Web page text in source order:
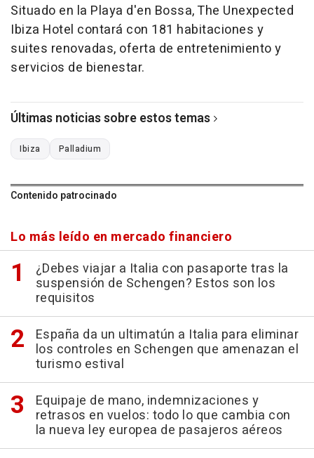
Situado en la Playa d'en Bossa, The Unexpected
Ibiza Hotel contará con 181 habitaciones y
suites renovadas, oferta de entretenimiento y
servicios de bienestar.
Últimas noticias sobre estos temas
Ibiza Palladium
Contenido patrocinado
Lo más leído en mercado financiero
¿Debes viajar a Italia con pasaporte tras la
suspensión de Schengen? Estos son los
requisitos
España da un ultimatún a Italia para eliminar
los controles en Schengen que amenazan el
turismo estival
Equipaje de mano, indemnizaciones y
retrasos en vuelos: todo lo que cambia con
la nueva ley europea de pasajeros aéreos